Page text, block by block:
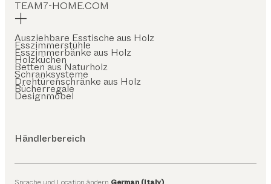
TEAM7-HOME.COM
Ausziehbare Esstische aus Holz
Esszimmerstühle
Esszimmerbänke aus Holz
Holzküchen
Betten aus Naturholz
Schranksysteme
Drehtürenschränke aus Holz
Bücherregale
Designmöbel
Händlerbereich